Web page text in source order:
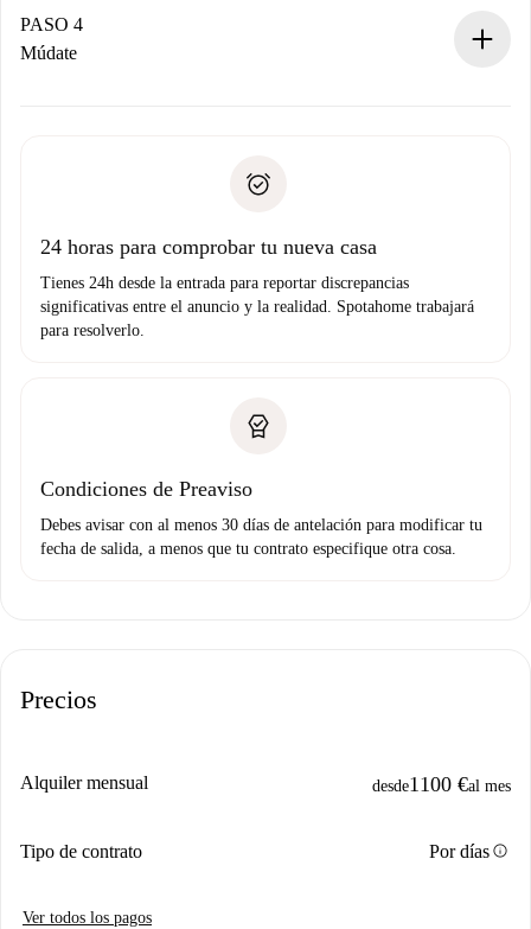
contacto con el propietario.
Si es rechazada: No te haremos ningún cargo y te
Prueba de solvencia
PASO 4
Múdate
no nos comunicas ningún problema.
24 horas para comprobar tu nueva casa
Tienes 24h desde la entrada para reportar discrepancias
significativas entre el anuncio y la realidad. Spotahome trabajará
para resolverlo.
Condiciones de Preaviso
Debes avisar con al menos 30 días de antelación para modificar tu
fecha de salida, a menos que tu contrato especifique otra cosa.
Precios
Alquiler mensual desde1100 €al mes
Tipo de contrato Por díasinfo
Ver todos los pagos